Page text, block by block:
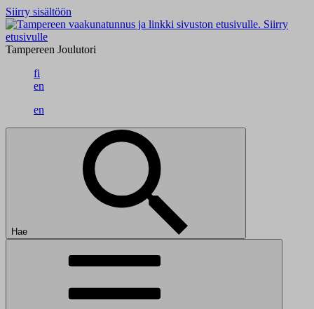
Siirry sisältöön
Siirry
etusivulle
Tampereen Joulutori
fi
en
en
Hae